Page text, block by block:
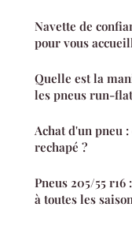
Navette de
pour vous
Quelle est la
les pneus run-
Achat d'un pneu
rechapé ?
Pneus 205/55
à toutes les